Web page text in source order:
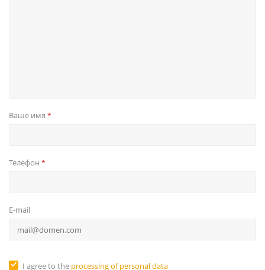
Ваше имя *
Телефон *
E-mail
I agree to the processing of personal data